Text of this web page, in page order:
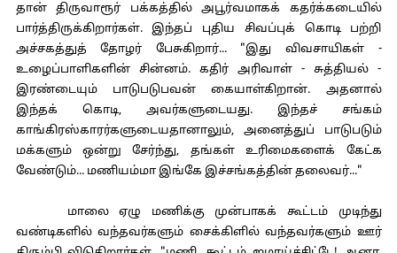
தான் திருவாரூர் பக்கத்தில் அபூர்வமாகக் கதர்க்கடையில்
பார்த்திருக்கிறார்கள். இந்தப் புதிய சிவப்புக் கொடி பற்றி
அச்சகத்துத் தோழர் பேசுகிறார்... "இது விவசாயிகள் -
உழைப்பாளிகளின் சின்னம். கதிர் அரிவாள் - சுத்தியல் -
இரண்டையும் பாடுபடுபவன் கையாள்கிறான். அதனால்
இந்தக் கொடி, அவர்களுடையது. இந்தச் சங்கம்
காங்கிரஸ்காரர்களுடையதானாலும், அனைத்துப் பாடுபடும்
மக்களும் ஒன்று சேர்ந்து, தங்கள் உரிமைகளைக் கேட்க
வேண்டும்... மணியம்மா இங்கே இச்சங்கத்தின் தலைவர்..."
மாலை ஏழு மணிக்கு முன்பாகக் கூட்டம் முடிந்து
வண்டிகளில் வந்தவர்களும் சைக்கிளில் வந்தவர்களும் ஊர்